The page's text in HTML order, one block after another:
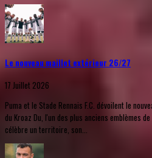
Le nouveau maillot extérieur 26/27
17 Juillet 2026
Puma et le Stade Rennais F.C. dévoilent le
du Kroaz Du, l'un des plus anciens emblèmes
célèbre un territoire, son...